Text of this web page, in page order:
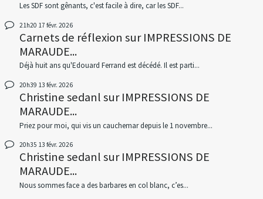
Les SDF sont gênants, c'est facile à dire, car les SDF...
21h20 17 févr. 2026
Carnets de réflexion surIMPRESSIONS DE
MARAUDE...
Déjà huit ans qu'Edouard Ferrand est décédé. Il est parti...
20h39 13 févr. 2026
Christine sedanlsurIMPRESSIONS DE
MARAUDE...
Priez pour moi, qui vis un cauchemar depuis le 1 novembre...
20h35 13 févr. 2026
Christine sedanlsurIMPRESSIONS DE
MARAUDE...
Nous sommes face a des barbares en col blanc, c’es...